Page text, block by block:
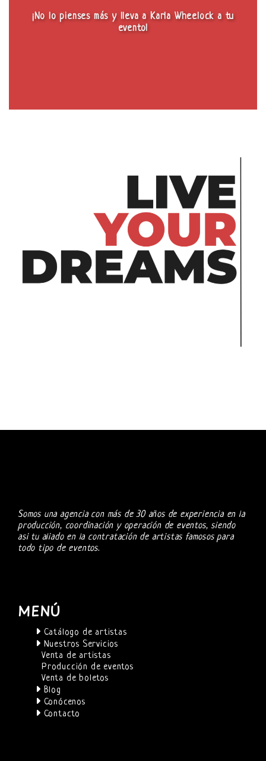
¡No lo pienses más y lleva a Karla Wheelock a tu
evento!
Somos una agencia con más de 30 años de experiencia en la
producción, coordinación y operación de eventos, siendo
asi tu aliado en la contratación de artistas famosos para
todo tipo de eventos.
MENÚ
Catálogo de artistas
Nuestros Servicios
Venta de artistas
Producción de eventos
Venta de boletos
Blog
Conócenos
Contacto